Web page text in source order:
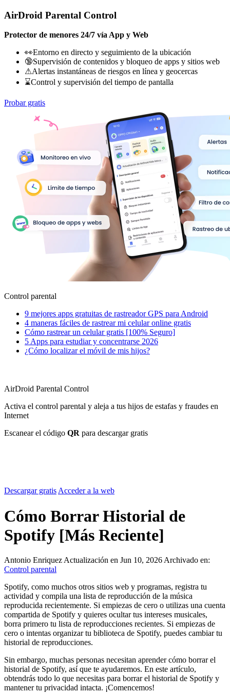
AirDroid Parental Control
Protector de menores 24/7 vía App y Web
👀Entorno en directo y seguimiento de la ubicación
🔞Supervisión de contenidos y bloqueo de apps y sitios web
⚠Alertas instantáneas de riesgos en línea y geocercas
⌛Control y supervisión del tiempo de pantalla
Probar gratis
Control parental
9 mejores apps gratuitas de rastreador GPS para Android
4 maneras fáciles de rastrear mi celular online gratis
Cómo rastrear un celular gratis [100% Seguro]
5 Apps para estudiar y concentrarse 2026
¿Cómo localizar el móvil de mis hijos?
AirDroid Parental Control
Activa el control parental y aleja a tus hijos de estafas y fraudes en
Internet
Escanear el código QR para descargar gratis
Descargar gratisAcceder a la web
Cómo Borrar Historial de
Spotify [Más Reciente]
Antonio Enriquez Actualización en Jun 10, 2026 Archivado en:
Control parental
Spotify, como muchos otros sitios web y programas, registra tu
actividad y compila una lista de reproducción de la música
reproducida recientemente. Si empiezas de cero o utilizas una cuenta
compartida de Spotify y quieres ocultar tus intereses musicales,
borra primero tu lista de reproducciones recientes. Si empiezas de
cero o intentas organizar tu biblioteca de Spotify, puedes cambiar tu
historial de reproducciones.
Sin embargo, muchas personas necesitan aprender cómo borrar el
historial de Spotify, así que te ayudaremos. En este artículo,
obtendrás todo lo que necesitas para borrar el historial de Spotify y
mantener tu privacidad intacta. ¡Comencemos!